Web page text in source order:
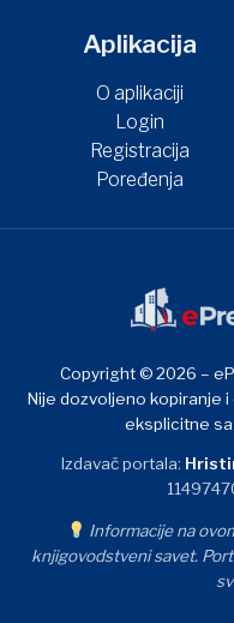
Aplikacija
O aplikaciji
Login
Registracija
Poređenja
Copyright © 2026 –
Nije dozvoljeno kopiranje
eksplicitne
Izdavač portala:
Informacije na
knjigovodstveni savet.